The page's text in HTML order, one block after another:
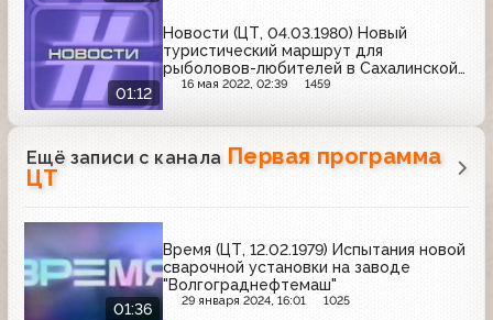
01:12
Новости (ЦТ, 04.03.1980) Новый
туристический маршрут для
рыболовов-любителей в Сахалинской
области
16 мая 2022, 02:39 1459
Ещё записи с канала Первая программа
ЦТ
01:36
Время (ЦТ, 12.02.1979) Испытания новой
сварочной установки на заводе
"Волгограднефтемаш"
29 января 2024, 16:01 1025